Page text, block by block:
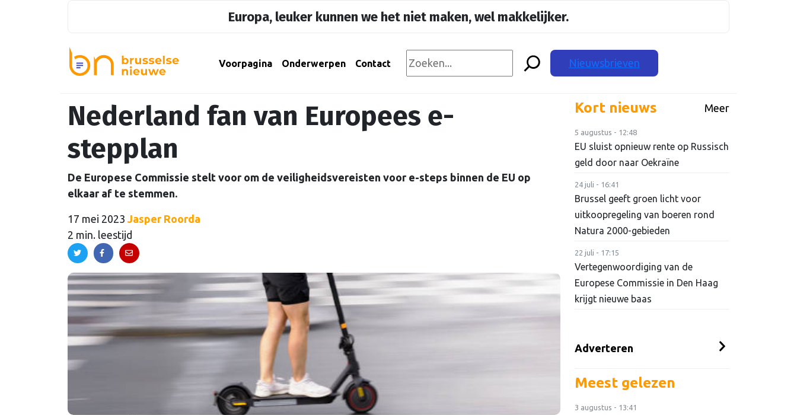
Europa, leuker kunnen we het niet maken, wel makkelijker.
Voorpagina Onderwerpen Contact Nieuwsbrieven
Nederland fan van Europees e-
stepplan
De Europese Commissie stelt voor om de veiligheidsvereisten voor e-steps binnen de EU op
elkaar af te stemmen.
17 mei 2023 Jasper Roorda
2 min. leestijd
Kort nieuws Meer
5 augustus - 12:48
EU sluist opnieuw rente op Russisch
geld door naar Oekraïne
24 juli - 16:41
Brussel geeft groen licht voor
uitkoopregeling van boeren rond
Natura 2000-gebieden
22 juli - 17:15
Vertegenwoordiging van de
Europese Commissie in Den Haag
krijgt nieuwe baas
Adverteren
Meest gelezen
3 augustus - 13:41